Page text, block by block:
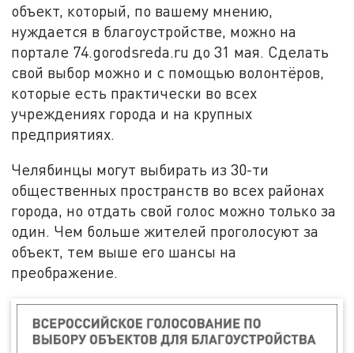
объект, который, по вашему мнению,
нуждается в благоустройстве, можно на
портале 74.gorodsreda.ru до 31 мая. Сделать
свой выбор можно и с помощью волонтёров,
которые есть практически во всех
учреждениях города и на крупных
предприятиях.
Челябинцы могут выбирать из 30-ти
общественных пространств во всех районах
города, но отдать свой голос можно только за
один. Чем больше жителей проголосуют за
объект, тем выше его шансы на
преображение.